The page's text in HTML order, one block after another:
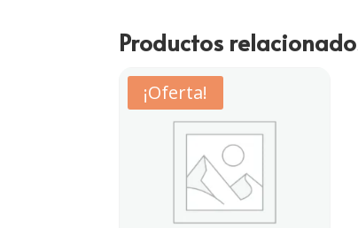
Productos
¡Oferta!